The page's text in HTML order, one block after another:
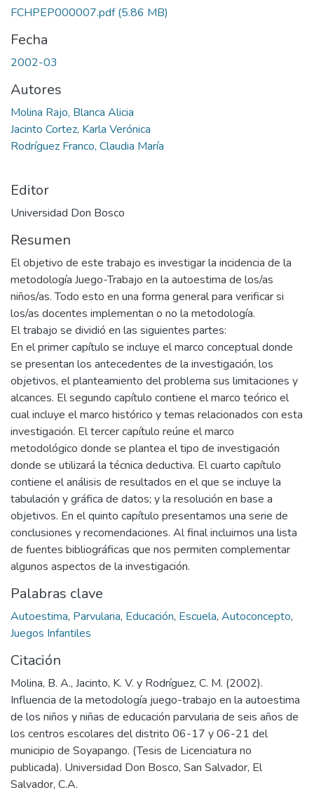
FCHPEP000007.pdf(5.86 MB)
Fecha
2002-03
Autores
Molina Rajo, Blanca Alicia
Jacinto Cortez, Karla Verónica
Rodríguez Franco, Claudia María
Editor
Universidad Don Bosco
Resumen
El objetivo de este trabajo es investigar la incidencia de la
metodología Juego-Trabajo en la autoestima de los/as
niños/as. Todo esto en una forma general para verificar si
los/as docentes implementan o no la metodología.
El trabajo se dividió en las siguientes partes:
En el primer capítulo se incluye el marco conceptual donde
se presentan los antecedentes de la investigación, los
objetivos, el planteamiento del problema sus limitaciones y
alcances. El segundo capítulo contiene el marco teórico el
cual incluye el marco histórico y temas relacionados con esta
investigación. El tercer capítulo reúne el marco
metodológico donde se plantea el tipo de investigación
donde se utilizará la técnica deductiva. El cuarto capítulo
contiene el análisis de resultados en el que se incluye la
tabulación y gráfica de datos; y la resolución en base a
objetivos. En el quinto capítulo presentamos una serie de
conclusiones y recomendaciones. Al final incluimos una lista
de fuentes bibliográficas que nos permiten complementar
algunos aspectos de la investigación.
Palabras clave
Autoestima, Parvularia, Educación, Escuela, Autoconcepto,
Juegos Infantiles
Citación
Molina, B. A., Jacinto, K. V. y Rodríguez, C. M. (2002).
Influencia de la metodología juego-trabajo en la autoestima
de los niños y niñas de educación parvularia de seis años de
los centros escolares del distrito 06-17 y 06-21 del
municipio de Soyapango. (Tesis de Licenciatura no
publicada). Universidad Don Bosco, San Salvador, El
Salvador, C.A.